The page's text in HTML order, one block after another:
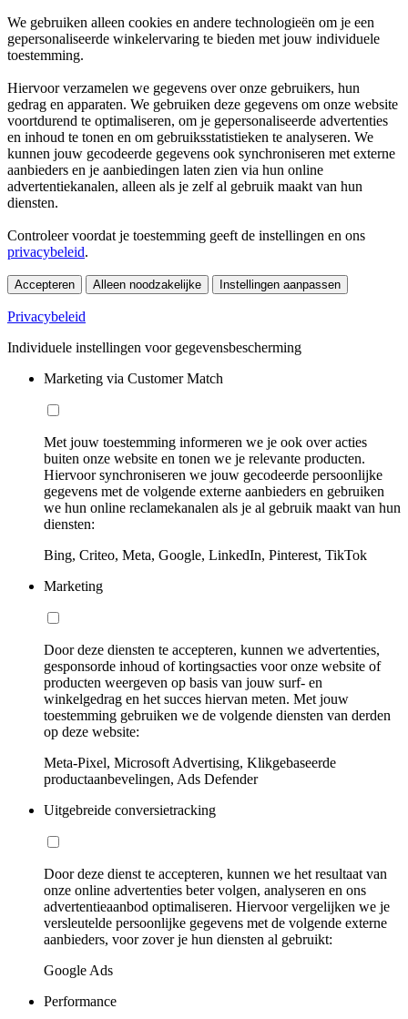
We gebruiken alleen cookies en andere technologieën om je een
gepersonaliseerde winkelervaring te bieden met jouw individuele
toestemming.
Hiervoor verzamelen we gegevens over onze gebruikers, hun
gedrag en apparaten. We gebruiken deze gegevens om onze website
voortdurend te optimaliseren, om je gepersonaliseerde advertenties
en inhoud te tonen en om gebruiksstatistieken te analyseren. We
kunnen jouw gecodeerde gegevens ook synchroniseren met externe
aanbieders en je aanbiedingen laten zien via hun online
advertentiekanalen, alleen als je zelf al gebruik maakt van hun
diensten.
Controleer voordat je toestemming geeft de instellingen en ons
privacybeleid.
Accepteren Alleen noodzakelijke Instellingen aanpassen
Privacybeleid
Individuele instellingen voor gegevensbescherming
Marketing via Customer Match
Met jouw toestemming informeren we je ook over acties
buiten onze website en tonen we je relevante producten.
Hiervoor synchroniseren we jouw gecodeerde persoonlijke
gegevens met de volgende externe aanbieders en gebruiken
we hun online reclamekanalen als je al gebruik maakt van hun
diensten:
Bing, Criteo, Meta, Google, LinkedIn, Pinterest, TikTok
Marketing
Door deze diensten te accepteren, kunnen we advertenties,
gesponsorde inhoud of kortingsacties voor onze website of
producten weergeven op basis van jouw surf- en
winkelgedrag en het succes hiervan meten. Met jouw
toestemming gebruiken we de volgende diensten van derden
op deze website:
Meta-Pixel, Microsoft Advertising, Klikgebaseerde
productaanbevelingen, Ads Defender
Uitgebreide conversietracking
Door deze dienst te accepteren, kunnen we het resultaat van
onze online advertenties beter volgen, analyseren en ons
advertentieaanbod optimaliseren. Hiervoor vergelijken we je
versleutelde persoonlijke gegevens met de volgende externe
aanbieders, voor zover je hun diensten al gebruikt:
Google Ads
Performance